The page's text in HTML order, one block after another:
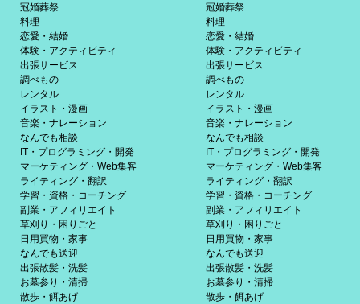
冠婚葬祭
料理
恋愛・結婚
体験・アクティビティ
出張サービス
調べもの
レンタル
イラスト・漫画
音楽・ナレーション
なんでも相談
IT・プログラミング・開発
マーケティング・Web集客
ライティング・翻訳
学習・資格・コーチング
副業・アフィリエイト
草刈り・困りごと
日用買物・家事
なんでも送迎
出張散髪・洗髪
お墓参り・清掃
散歩・餌あげ
冠婚葬祭
料理
恋愛・結婚
体験・アクティビティ
出張サービス
調べもの
レンタル
イラスト・漫画
音楽・ナレーション
なんでも相談
IT・プログラミング・開発
マーケティング・Web集客
ライティング・翻訳
学習・資格・コーチング
副業・アフィリエイト
草刈り・困りごと
日用買物・家事
なんでも送迎
出張散髪・洗髪
お墓参り・清掃
散歩・餌あげ